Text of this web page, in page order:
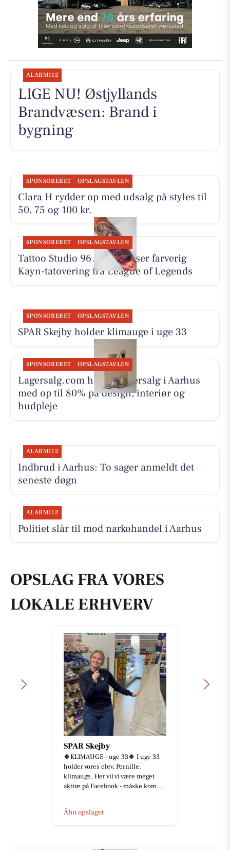
ALARM112
LIGE NU! Østjyllands
Brandvæsen: Brand i
bygning
SPONSORERET OPSLAGSTAVLEN
Clara H rydder op med udsalg på styles til
50, 75 og 100 kr.
SPONSORERET OPSLAGSTAVLEN
Tattoo Studio 96 Aarhus viser farverig
Kayn-tatovering fra League of Legends
SPONSORERET OPSLAGSTAVLEN
SPAR Skejby holder klimauge i uge 33
SPONSORERET OPSLAGSTAVLEN
Lagersalg.com holder lagersalg i Aarhus
med op til 80% på design, interiør og
hudpleje
ALARM112
Indbrud i Aarhus: To sager anmeldt det
seneste døgn
ALARM112
Politiet slår til mod narkohandel i Aarhus
OPSLAG FRA VORES
LOKALE ERHVERV
SPAR Skejby
🍀KLIMAUGE - uge 33🍀 I uge 33
holder vores elev, Pernille,
klimauge. Her vil vi være meget
aktive på Facebook - måske kom...
Åbn opslaget